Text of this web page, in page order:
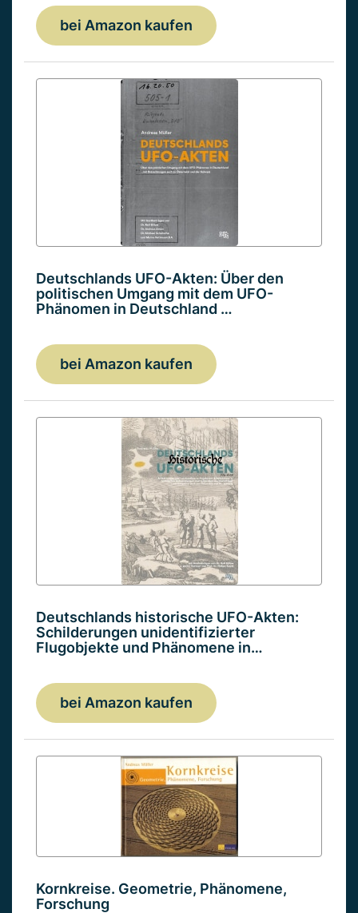
bei Amazon kaufen
Deutschlands UFO-Akten: Über den
politischen Umgang mit dem UFO-
Phänomen in Deutschland …
bei Amazon kaufen
Deutschlands historische UFO-Akten:
Schilderungen unidentifizierter
Flugobjekte und Phänomene in…
bei Amazon kaufen
Kornkreise. Geometrie, Phänomene,
Forschung